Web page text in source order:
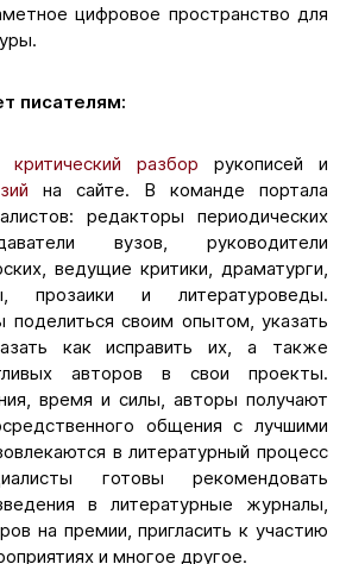
цифровое пространство для
писателям:
критический разбор рукописей и
на сайте. В команде портала
редакторы периодических
вузов, руководители
ведущие критики, драматурги,
прозаики и литературоведы.
поделиться своим опытом, указать
как исправить их, а также
авторов в свои проекты.
время и силы, авторы получают
общения с лучшими
в литературный процесс
готовы рекомендовать
в литературные журналы,
на премии, пригласить к участию
и многое другое.